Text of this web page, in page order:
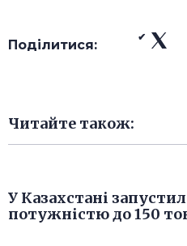
Поділитися:
Читайте також:
У Казахстані
потужністю до 150